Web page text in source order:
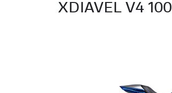
XDIAVEL V4 100